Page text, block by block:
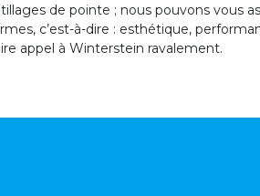
de pointe ; nous pouvons vous
c’est-à-dire : esthétique,
appel à Winterstein ravalement.